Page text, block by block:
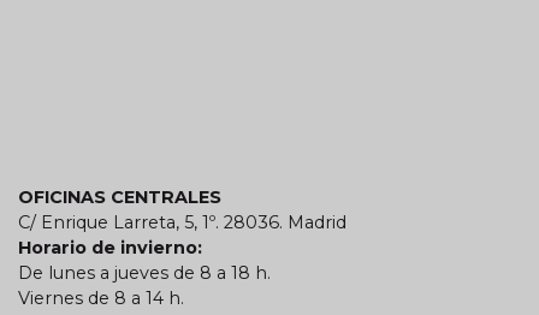
OFICINAS CENTRALES
C/ Enrique Larreta, 5, 1º. 28036. Madrid
Horario de invierno:
De lunes a jueves de 8 a 18 h.
Viernes de 8 a 14 h.